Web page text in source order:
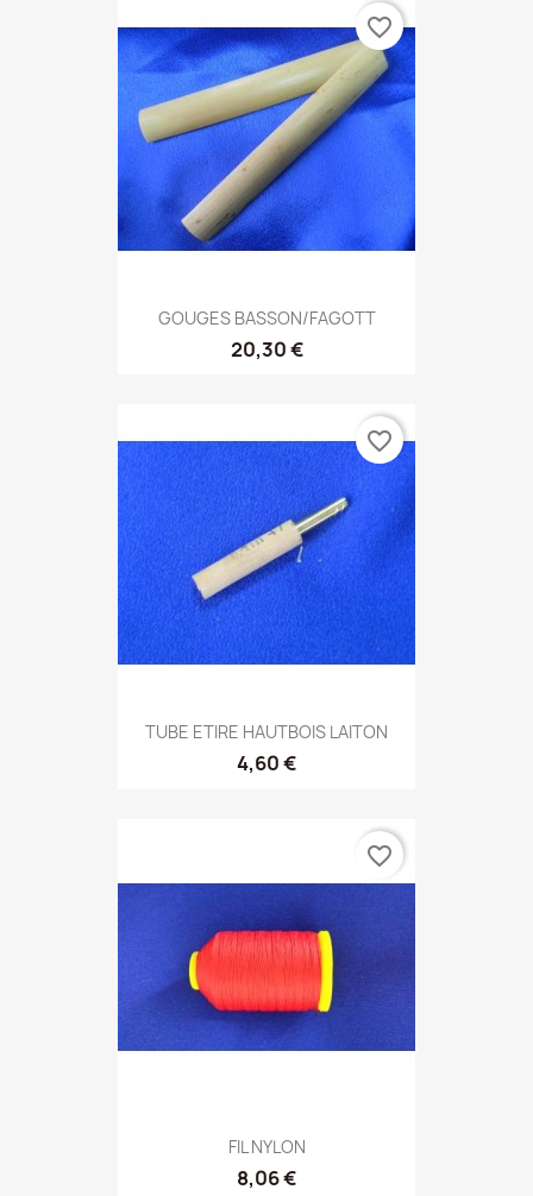
GOUGES BASSON/FAGOTT
20,30 €
favorite_border
TUBE ETIRE HAUTBOIS LAITON
4,60 €
favorite_border
FIL NYLON
8,06 €
favorite_border